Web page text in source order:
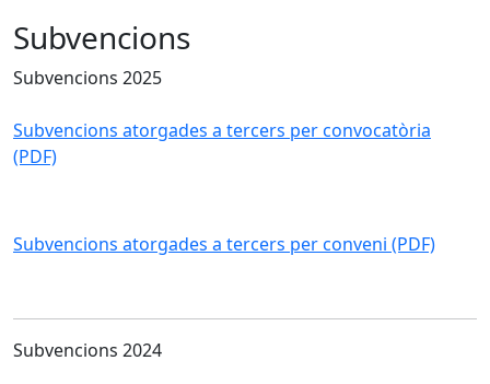
Subvencions
Subvencions 2025
Subvencions atorgades a tercers per convocatòria
(PDF)
Subvencions atorgades a tercers per conveni (PDF)
Subvencions 2024